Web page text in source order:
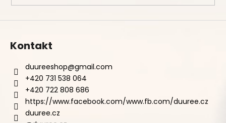
Kontakt
duureeshop@gmail.com
+420 731 538 064
+420 722 808 686
https://www.facebook.com/www.fb.com/duuree.cz
duuree.cz